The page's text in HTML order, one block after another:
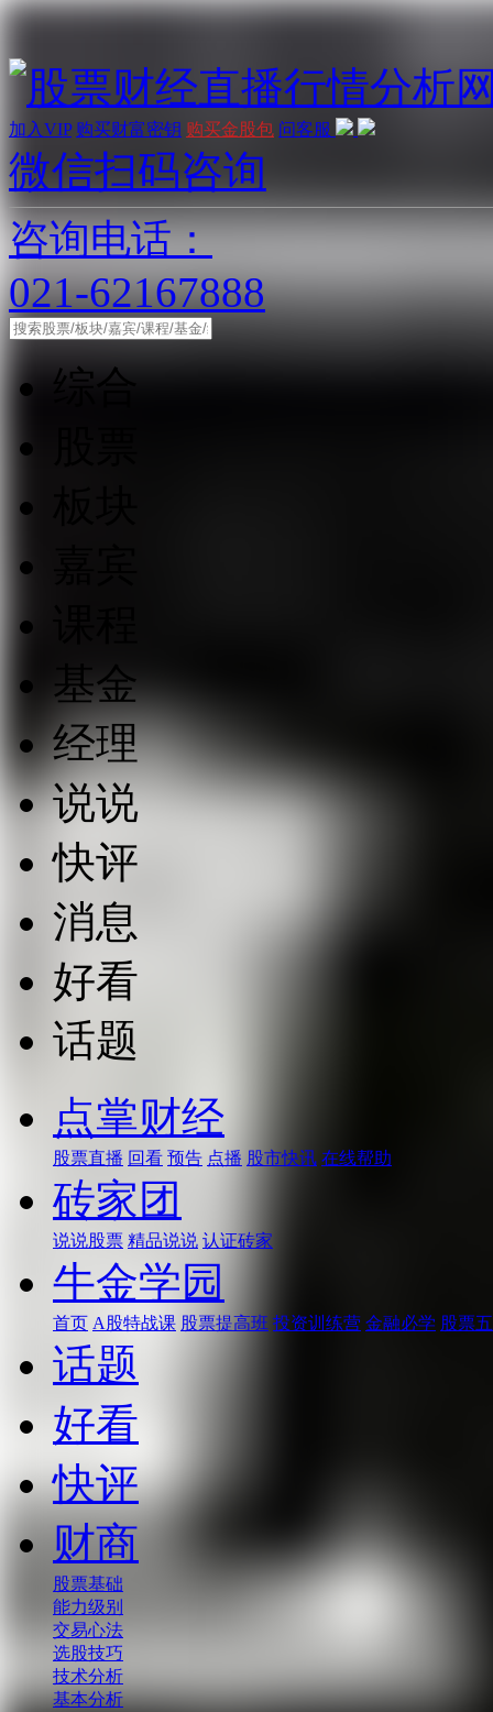
加入VIP 购买财富密钥 购买金股包 问客服
微信扫码咨询
咨询电话：
021-62167888
综合
基金
经理
说说
快评
消息
好看
话题
点掌财经
股票直播 回看 预告 点播 股市快讯 在线帮助
砖家团
说说股票 精品说说 认证砖家
牛金学园
首页 A股特战课 股票提高班 投资训练营 金融必学 股票
话题
好看
快评
财商
股票基础
能力级别
交易心法
选股技巧
技术分析
基本分析